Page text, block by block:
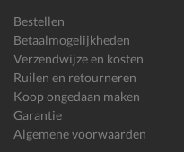
Bestellen
Betaalmogelijkheden
Verzendwijze en kosten
Ruilen en retourneren
Koop ongedaan maken
Garantie
Algemene voorwaarden